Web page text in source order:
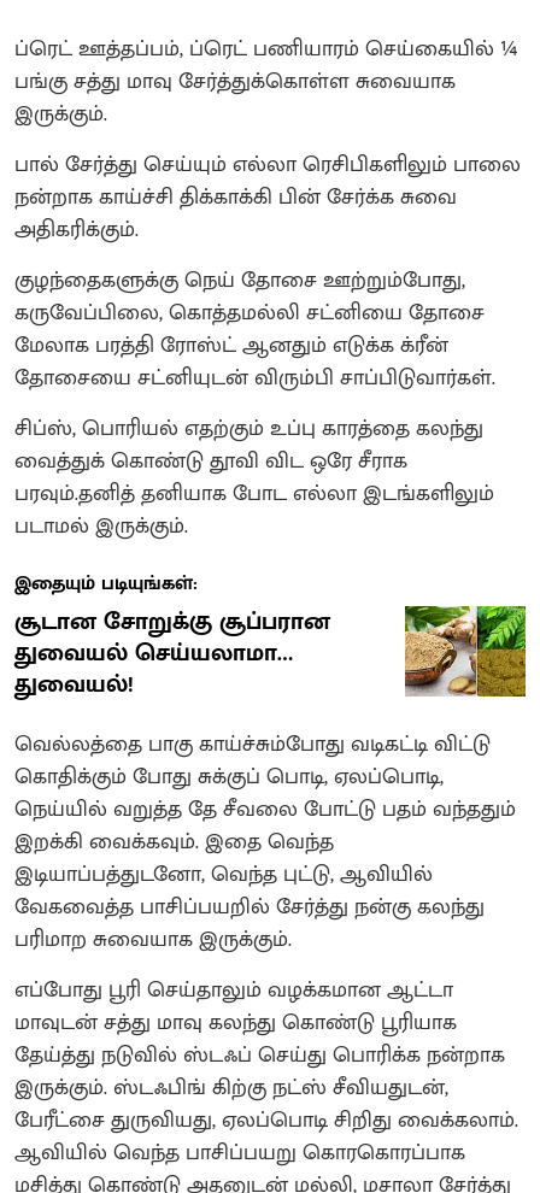
ப்ரெட் ஊத்தப்பம், ப்ரெட் பணியாரம் செய்கையில் ¼
பங்கு சத்து மாவு சேர்த்துக்கொள்ள சுவையாக
இருக்கும்.
பால் சேர்த்து செய்யும் எல்லா ரெசிபிகளிலும் பாலை
நன்றாக காய்ச்சி திக்காக்கி பின் சேர்க்க சுவை
அதிகரிக்கும்.
குழந்தைகளுக்கு நெய் தோசை ஊற்றும்போது,
கருவேப்பிலை, கொத்தமல்லி சட்னியை தோசை
மேலாக பரத்தி ரோஸ்ட் ஆனதும் எடுக்க க்ரீன்
தோசையை சட்னியுடன் விரும்பி சாப்பிடுவார்கள்.
சிப்ஸ், பொரியல் எதற்கும் உப்பு காரத்தை கலந்து
வைத்துக் கொண்டு தூவி விட ஒரே சீராக
பரவும்.தனித் தனியாக போட எல்லா இடங்களிலும்
படாமல் இருக்கும்.
இதையும் படியுங்கள்:
சூடான சோறுக்கு சூப்பரான
துவையல் செய்யலாமா…
துவையல்!
வெல்லத்தை பாகு காய்ச்சும்போது வடிகட்டி விட்டு
கொதிக்கும் போது சுக்குப் பொடி, ஏலப்பொடி,
நெய்யில் வறுத்த தே சீவலை போட்டு பதம் வந்ததும்
இறக்கி வைக்கவும். இதை வெந்த
இடியாப்பத்துடனோ, வெந்த புட்டு, ஆவியில்
வேகவைத்த பாசிப்பயறில் சேர்த்து நன்கு கலந்து
பரிமாற சுவையாக இருக்கும்.
எப்போது பூரி செய்தாலும் வழக்கமான ஆட்டா
மாவுடன் சத்து மாவு கலந்து கொண்டு பூரியாக
தேய்த்து நடுவில் ஸ்டஃப் செய்து பொரிக்க நன்றாக
இருக்கும். ஸ்டஃபிங் கிற்கு நட்ஸ் சீவியதுடன்,
பேரீட்சை துருவியது, ஏலப்பொடி சிறிது வைக்கலாம்.
ஆவியில் வெந்த பாசிப்பயறு கொரகொரப்பாக
மசித்து கொண்டு அதனுடன் மல்லி, மசாலா சேர்த்து